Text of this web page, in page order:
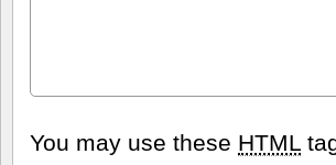
You may use these HTML